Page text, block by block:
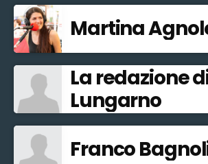
Martina
La redazione
Lungarno
Franco